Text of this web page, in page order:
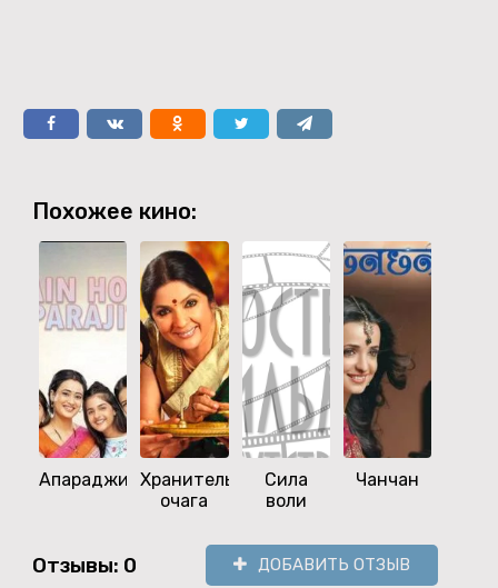
Похожее кино:
АпараджитаХранительница
очага
Сила
воли
Чанчан
Отзывы: 0 ДОБАВИТЬ ОТЗЫВ